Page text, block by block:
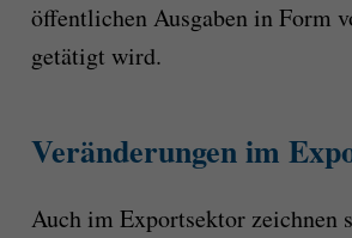
öffentlichen Ausgaben in Form
getätigt wird.
Veränderungen im
Auch im Exportsektor zeichnen